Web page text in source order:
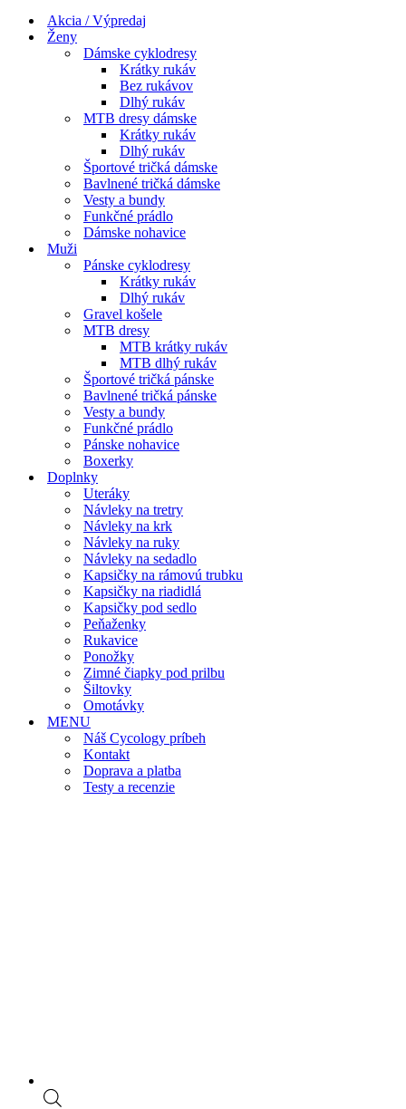
navigácieAkcia / Výpredaj
Ženy
Dámske cyklodresy
Krátky rukáv
Bez rukávov
Dlhý rukáv
MTB dresy dámske
Krátky rukáv
Dlhý rukáv
Športové tričká dámske
Bavlnené tričká dámske
Vesty a bundy
Funkčné prádlo
Dámske nohavice
Muži
Pánske cyklodresy
Krátky rukáv
Dlhý rukáv
Gravel košele
MTB dresy
MTB krátky rukáv
MTB dlhý rukáv
Športové tričká pánske
Bavlnené tričká pánske
Vesty a bundy
Funkčné prádlo
Pánske nohavice
Boxerky
Doplnky
Uteráky
Návleky na tretry
Návleky na krk
Návleky na ruky
Návleky na sedadlo
Kapsičky na rámovú trubku
Kapsičky na riadidlá
Kapsičky pod sedlo
Peňaženky
Rukavice
Ponožky
Zimné čiapky pod prilbu
Šiltovky
Omotávky
MENU
Náš Cycology príbeh
Kontakt
Doprava a platba
Testy a recenzie